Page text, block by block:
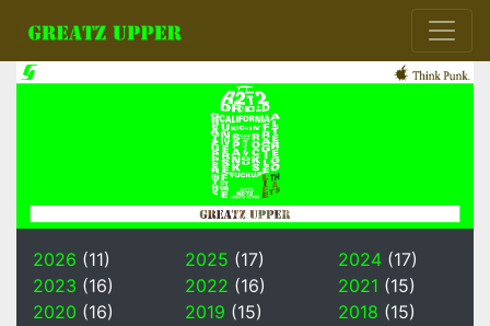
2026 (11) 2025 (17) 2024(17)
2023 (16) 2022 (16) 2021 (15)
2020 (16) 2019 (15) 2018 (15)